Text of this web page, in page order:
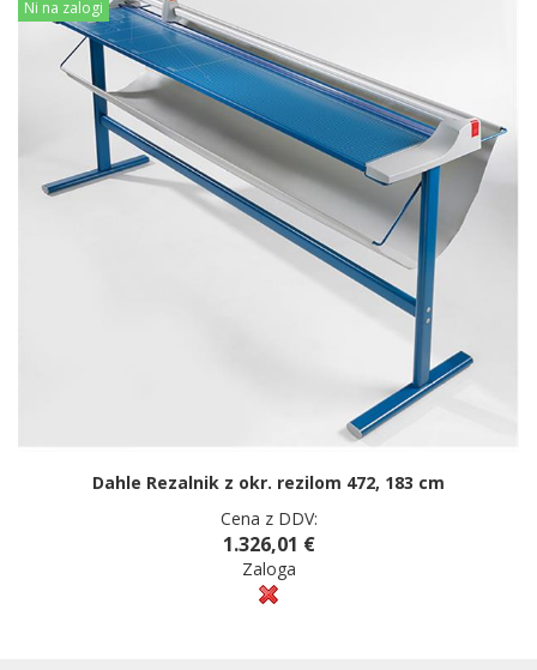
Ni na zalogi
Dahle Rezalnik z okr. rezilom 472, 183 cm
Cena z DDV:
1.326,01 €
Zaloga